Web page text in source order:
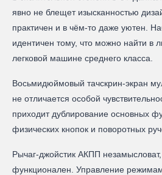
явно не блещет изысканностью
практичен и в чём-то даже уютен.
идентичен тому, что можно найти в
легковой машине среднего класса.
Восьмидюймовый тачскрин-экран
не отличается особой
приходит дублирование основных
физических кнопок и поворотных
Рычаг-джойстик АКПП
функционален. Управление